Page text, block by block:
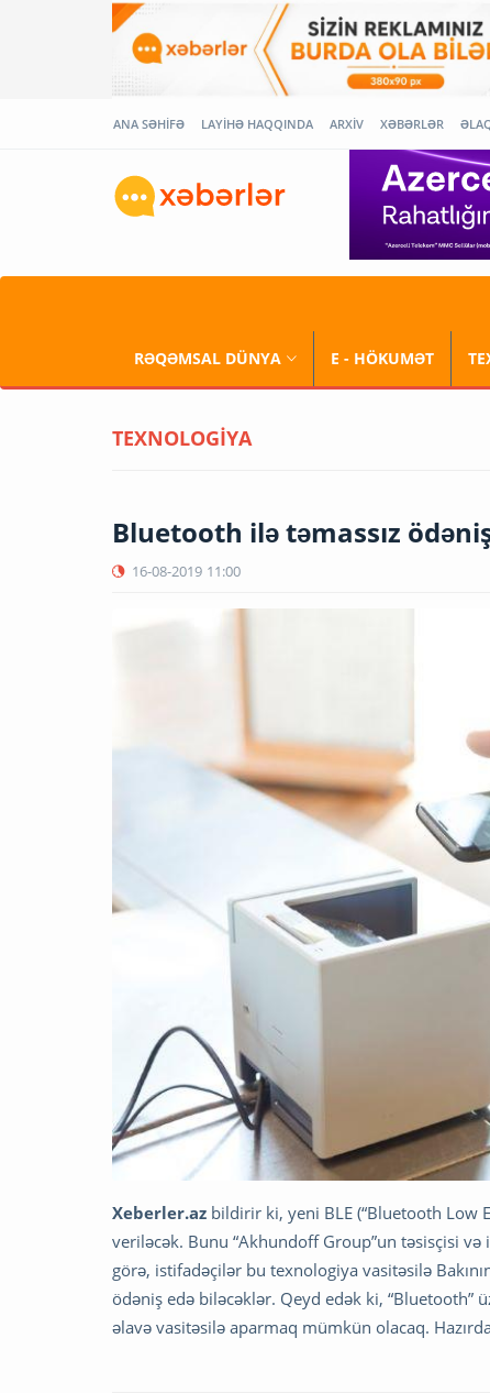
ANA SƏHİFƏ LAYİHƏ HAQQINDA ARXİV XƏBƏRLƏR
RƏQƏMSAL DÜNYA E - HÖKUMƏT
TEXNOLOGİYA
Bluetooth ilə təmassız
16-08-2019 11:00
Xeberler.az bildirir ki, yeni BLE (“Bluetooth Low
veriləcək. Bunu “Akhundoff Group”un təsisçisi
görə, istifadəçilər bu texnologiya vasitəsilə
ödəniş edə biləcəklər. Qeyd edək ki,
əlavə vasitəsilə aparmaq mümkün olacaq.